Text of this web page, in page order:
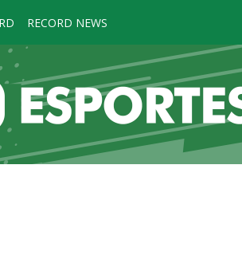
RECORD NEWS